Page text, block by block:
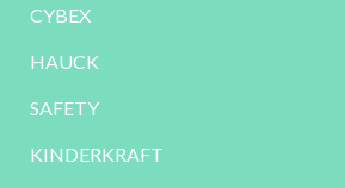
CYBEX
HAUCK
SAFETY
KINDERKRAFT